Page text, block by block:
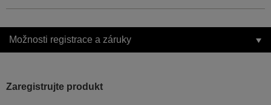
Možnosti registrace a záruky
Zaregistrujte produkt